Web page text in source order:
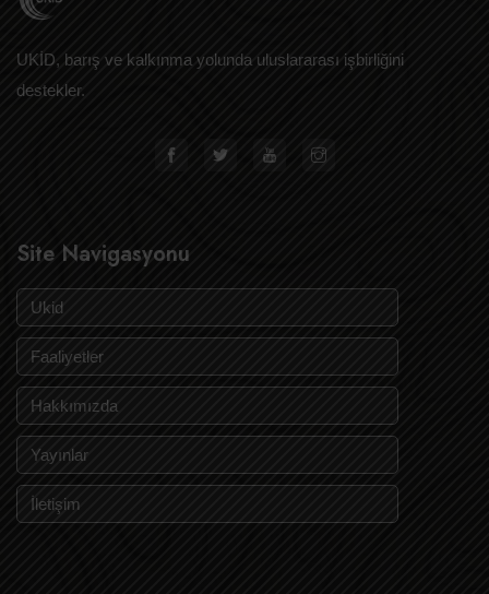
UKİD, barış ve kalkınma yolunda uluslararası işbirliğini
destekler.
Site Navigasyonu
Ukid
Faaliyetler
Hakkımızda
Yayınlar
İletişim